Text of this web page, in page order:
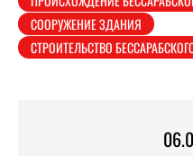
СООРУЖЕНИЕ ЗДАНИЯ
СТРОИТЕЛЬСТВО